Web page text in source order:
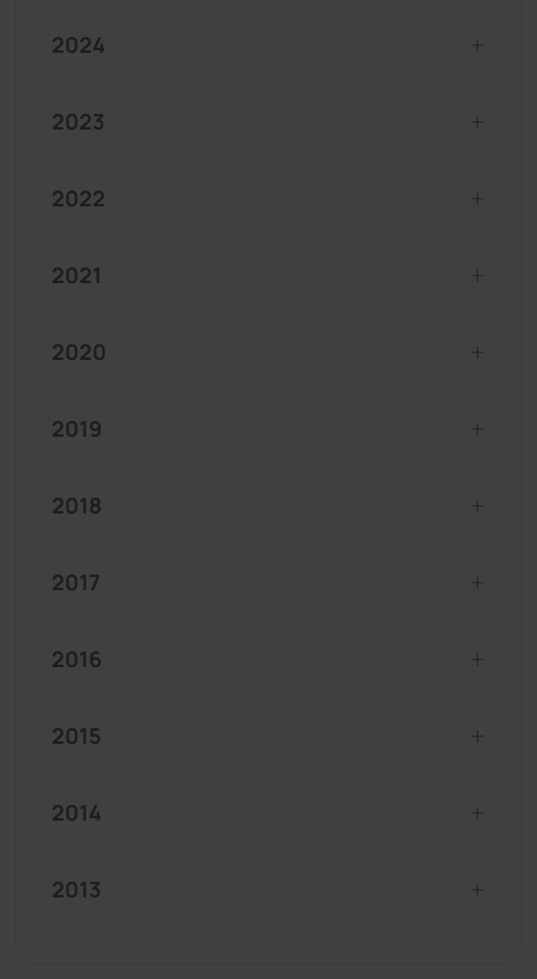
2024
2023
2022
2021
2020
2019
2018
2017
2016
2015
2014
2013